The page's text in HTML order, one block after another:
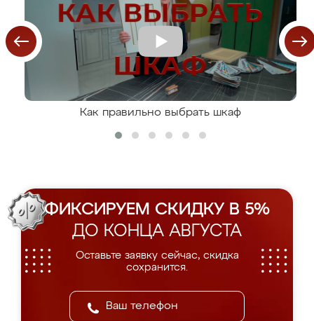
Как правильно выбрать шкаф
ФИКСИРУЕМ СКИДКУ В 5%
ДО КОНЦА АВГУСТА
Оставьте заявку сейчас, скидка
сохранится.